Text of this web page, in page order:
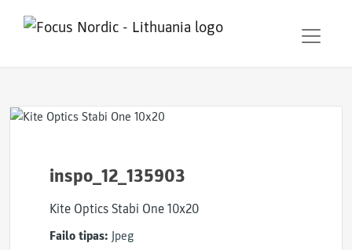
inspo_12_135903
Kite Optics Stabi One 10x20
Failo tipas: Jpeg